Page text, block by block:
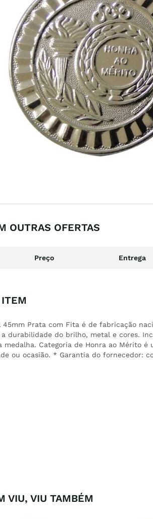
OUTRAS OFERTAS
Preço Entrega
45mm Prata com Fita é de fabricação
durabilidade do brilho, metal e cores.
medalha. Categoria de Honra ao Mérito é
ou ocasião. * Garantia do fornecedor:
VIU, VIU TAMBÉM
8º futebol
9º tenis
10 º times